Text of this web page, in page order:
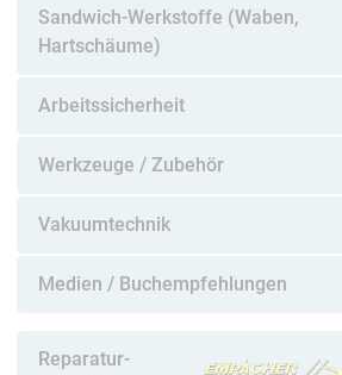
Sandwich-Werkstoffe (Waben,
Hartschäume)
Arbeitssicherheit
Werkzeuge / Zubehör
Vakuumtechnik
Medien / Buchempfehlungen
Reparatur-